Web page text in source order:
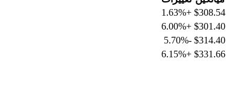
$308.54
+1.63%
$301.40
+6.00%
$314.40
-5.70%
$331.66
+6.15%